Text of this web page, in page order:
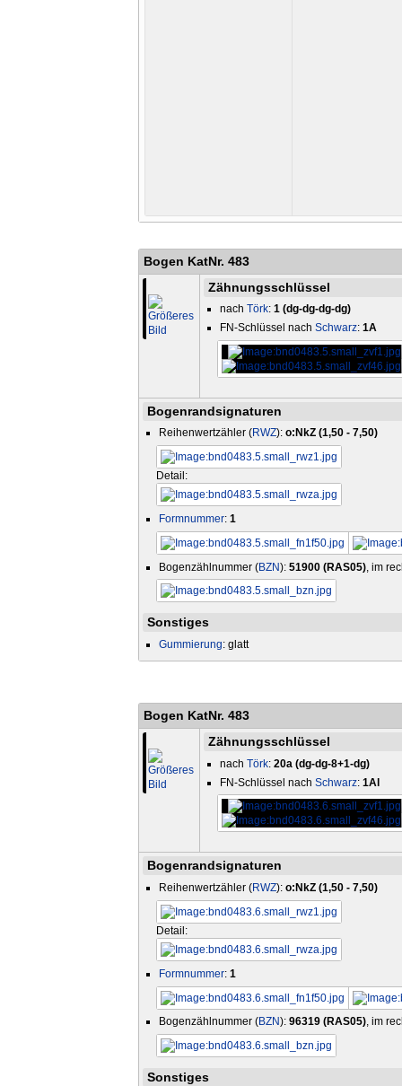
Bogen KatNr. 483
Zähnungsschlüssel
nach Törk: 1 (dg-dg-dg-dg)
FN-Schlüssel nach Schwarz: 1A
Bogenrandsignaturen
Reihenwertzähler (RWZ): o:NkZ (1,50 - 7,50)
Detail:
Formnummer: 1
Bogenzählnummer (BZN): 51900 (RAS05), im
Sonstiges
Gummierung: glatt
Bogen KatNr. 483
Zähnungsschlüssel
nach Törk: 20a (dg-dg-8+1-dg)
FN-Schlüssel nach Schwarz: 1Al
Bogenrandsignaturen
Reihenwertzähler (RWZ): o:NkZ (1,50 - 7,50)
Detail:
Formnummer: 1
Bogenzählnummer (BZN): 96319 (RAS05), im
Sonstiges